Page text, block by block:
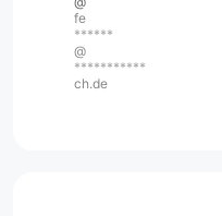
fe
******
@
***********
ch.de